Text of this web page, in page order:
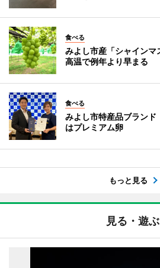
食べる
みよし市産「シャイン
高温で例年より早まる
食べる
みよし市特産品ブラン
はプレミアム卵
もっと見る
見る・遊ぶ